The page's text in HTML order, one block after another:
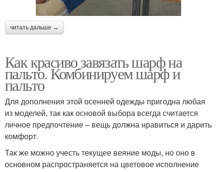
читать дальше →
Как красиво завязать шарф на
пальто. Комбинируем шарф и
пальто
Для дополнения этой осенней одежды пригодна любая
из моделей, так как основой выбора всегда считается
личное предпочтение – вещь должна нравиться и дарить
комфорт.
Так же можно учесть текущее веяние моды, но оно в
основном распространяется на цветовое исполнение